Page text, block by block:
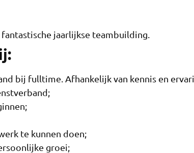
jaarlijkse teambuilding.
bij fulltime. Afhankelijk van kennis en
te kunnen doen;
groei;